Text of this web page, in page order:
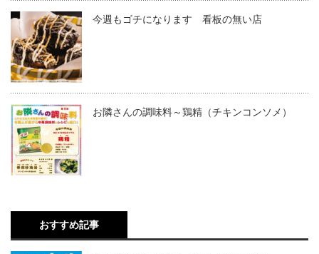
今週もゴチになります 看板の無い店
お隣さんの調味料～鶏精（チキンコンソメ）
おすすめ記事